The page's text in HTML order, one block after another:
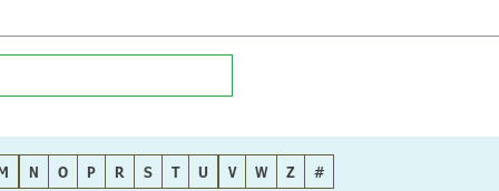
N O P R S T U V W Z #